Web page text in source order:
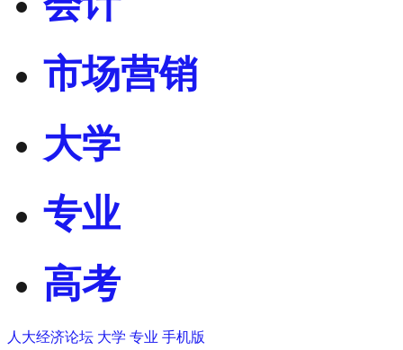
市场营销
大学
专业
高考
人大经济论坛 大学 专业 手机版